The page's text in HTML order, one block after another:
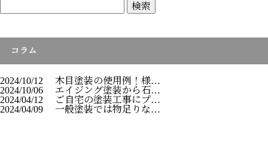
コラム
2024/10/12
木目塗装の使用例！様…
2024/10/06
エイジング塗装から石…
2024/04/12
ご自宅の塗装工事にプ…
2024/04/09
一般塗装では物足りな…